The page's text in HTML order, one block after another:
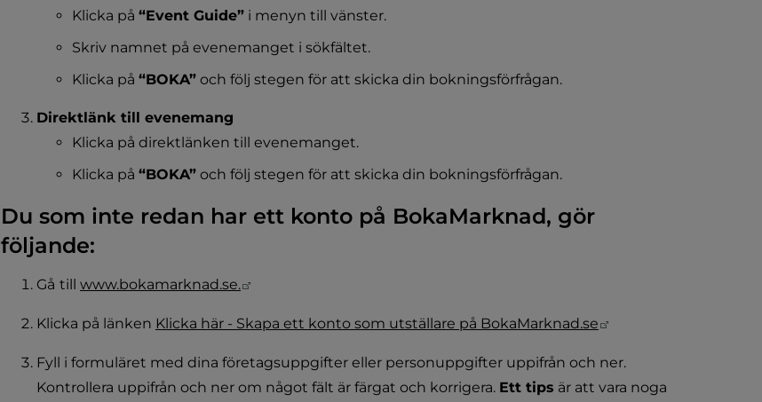
Klicka på “Event Guide” i menyn till vänster.
Skriv namnet på evenemanget i sökfältet.
Klicka på “BOKA” och följ stegen för att skicka din bokningsförfrågan.
Direktlänk till evenemang
Klicka på direktlänken till evenemanget.
Klicka på “BOKA” och följ stegen för att skicka din bokningsförfrågan.
Du som inte redan har ett konto på BokaMarknad, gör
följande:
Gå till www.bokamarknad.se.
Klicka på länken Klicka här - Skapa ett konto som utställare på BokaMarknad.se
Fyll i formuläret med dina företagsuppgifter eller personuppgifter uppifrån och ner.
Kontrollera uppifrån och ner om något fält är färgat och korrigera. Ett tips är att vara noga